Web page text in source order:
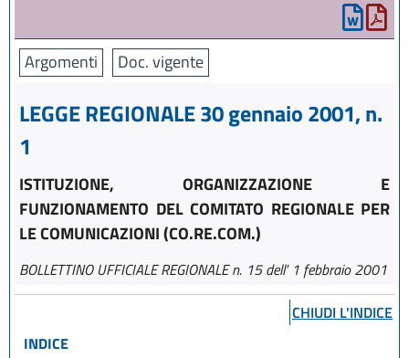
Argomenti Doc. vigente
LEGGE REGIONALE 30 gennaio 2001, n.
1
ISTITUZIONE, ORGANIZZAZIONE E
FUNZIONAMENTO DEL COMITATO REGIONALE PER
LE COMUNICAZIONI (CO.RE.COM.)
BOLLETTINO UFFICIALE REGIONALE n. 15 dell' 1 febbraio 2001
CHIUDI L'INDICE
INDICE